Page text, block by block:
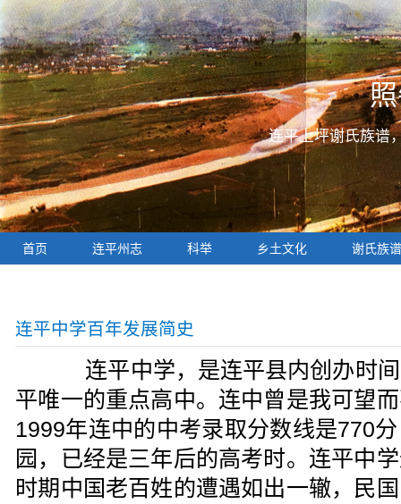
连平上坪谢氏族谱
首页 连平州志 科举 乡土文化 谢氏族谱
连平中学百年发展简史
连平中学，是连平县内创办时间
平唯一的重点高中。连中曾是我可望
1999年连中的中考录取分数线是770
园，已经是三年后的高考时。连平中
时期中国老百姓的遭遇如出一辙，民